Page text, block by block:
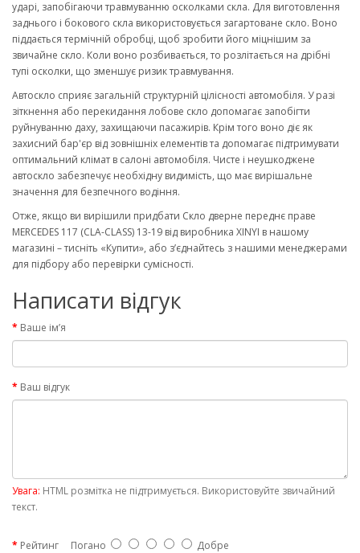
ударі, запобігаючи травмуванню осколками скла. Для виготовлення
заднього і бокового скла використовується загартоване скло. Воно
піддається термічній обробці, щоб зробити його міцнішим за
звичайне скло. Коли воно розбивається, то розлітається на дрібні
тупі осколки, що зменшує ризик травмування.
Автоскло сприяє загальній структурній цілісності автомобіля. У разі
зіткнення або перекидання лобове скло допомагає запобігти
руйнуванню даху, захищаючи пасажирів. Крім того воно діє як
захисний бар'єр від зовнішніх елементів та допомагає підтримувати
оптимальний клімат в салоні автомобіля. Чисте і неушкоджене
автоскло забезпечує необхідну видимість, що має вирішальне
значення для безпечного водіння.
Отже, якщо ви вирішили придбати Скло дверне переднє праве
MERCEDES 117 (CLA-CLASS) 13-19 від виробника XINYI в нашому
магазині – тисніть «Купити», або з’єднайтесь з нашими менеджерами
для підбору або перевірки сумісності.
Написати відгук
Ваше ім’я
Ваш відгук
Увага: HTML розмітка не підтримується. Використовуйте звичайний
текст.
Рейтинг Погано Добре